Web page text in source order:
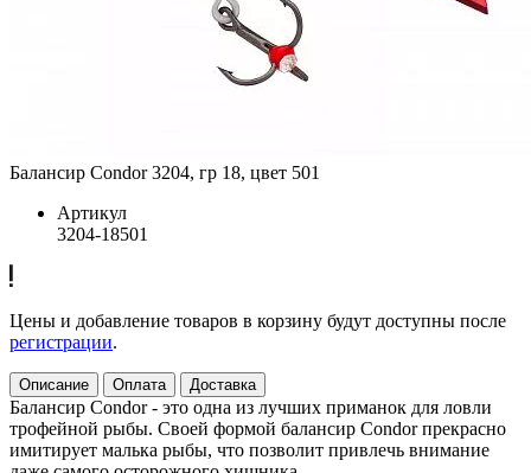
Балансир Condor 3204, гр 18, цвет 501
Артикул
3204-18501
Цены и добавление товаров в корзину будут доступны после
регистрации.
Описание Оплата Доставка
Балансир Condor - это одна из лучших приманок для ловли
трофейной рыбы. Своей формой балансир Condor прекрасно
имитирует малька рыбы, что позволит привлечь внимание